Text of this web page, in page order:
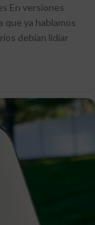
En versiones
que ya hablamos
debían lidiar